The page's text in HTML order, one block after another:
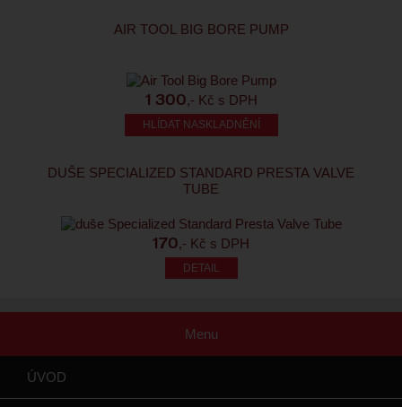
AIR TOOL BIG BORE PUMP
1 300,- Kč s DPH
HLÍDAT NASKLADNĚNÍ
DUŠE SPECIALIZED STANDARD PRESTA VALVE
TUBE
170,- Kč s DPH
Menu
ÚVOD